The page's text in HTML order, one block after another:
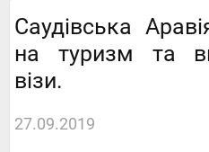
Саудівська
на туризм та
візи.
27.09.2019